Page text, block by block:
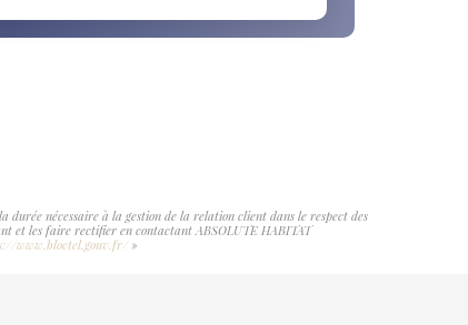
nécessaire à la gestion de la relation client dans le respect des
et les faire rectifier en contactant ABSOLUTE HABITAT
www.bloctel.gouv.fr/»